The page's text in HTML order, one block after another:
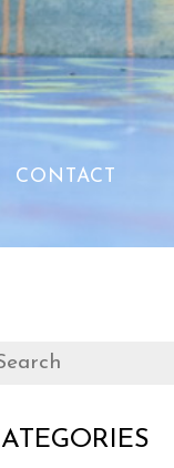
CONTACT